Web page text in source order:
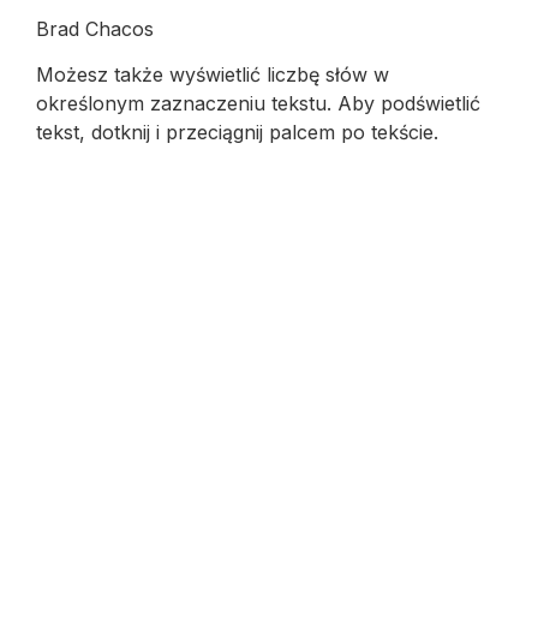
Brad Chacos
Możesz także wyświetlić liczbę słów w
określonym zaznaczeniu tekstu. Aby podświetlić
tekst, dotknij i przeciągnij palcem po tekście.